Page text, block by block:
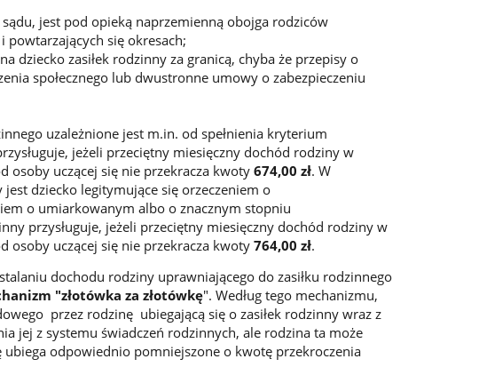
jest pod opieką naprzemienną obojga rodziców
się okresach;
dziecko zasiłek rodzinny za granicą, chyba że przepisy o
społecznego lub dwustronne umowy o zabezpieczeniu
uzależnione jest m.in. od spełnienia kryterium
jeżeli przeciętny miesięczny dochód rodziny w
osoby uczącej się nie przekracza kwoty 674,00 zł. W
dziecko legitymujące się orzeczeniem o
o umiarkowanym albo o znacznym stopniu
przysługuje, jeżeli przeciętny miesięczny dochód rodziny w
osoby uczącej się nie przekracza kwoty 764,00 zł.
dochodu rodziny uprawniającego do zasiłku rodzinnego
"złotówka za złotówkę". Według tego mechanizmu,
przez rodzinę ubiegającą się o zasiłek rodzinny wraz z
jej z systemu świadczeń rodzinnych, ale rodzina ta może
odpowiednio pomniejszone o kwotę przekroczenia